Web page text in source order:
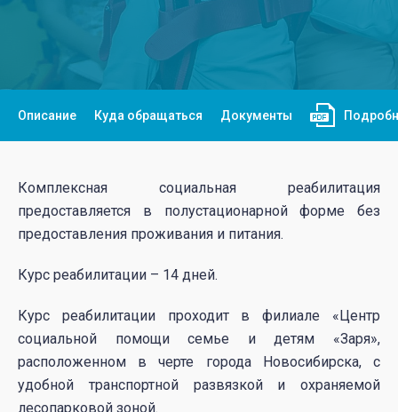
Описание Куда обращаться Документы
Комплексная социальная реабилитация
предоставляется в полустационарной форме без
предоставления проживания и питания.
Курс реабилитации – 14 дней.
Курс реабилитации проходит в филиале «Центр
социальной помощи семье и детям «Заря»,
расположенном в черте города Новосибирска, с
удобной транспортной развязкой и охраняемой
лесопарковой зоной.